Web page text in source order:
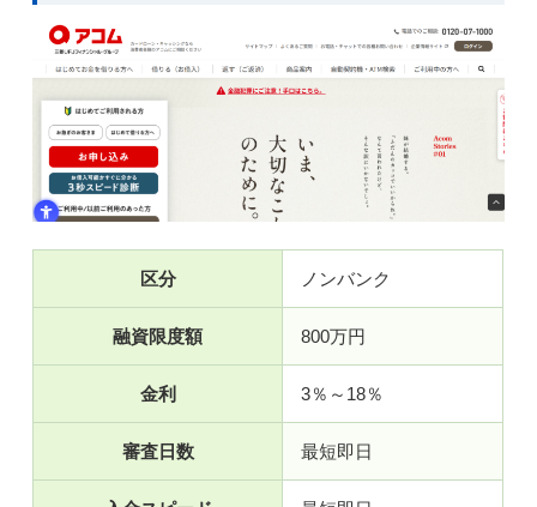
区分 ノンバンク
融資限度額 800万円
金利 3％～18％
審査日数 最短即日